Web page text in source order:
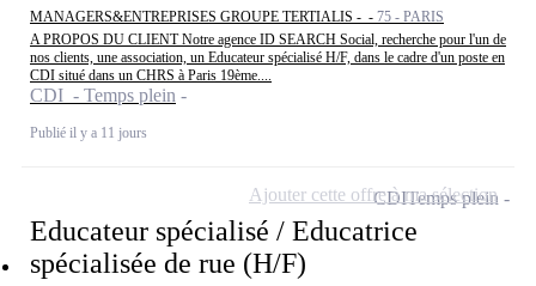
MANAGERS&ENTREPRISES GROUPE TERTIALIS - - 75 - PARIS
A PROPOS DU CLIENT Notre agence ID SEARCH Social, recherche pour l'un de
nos clients, une association, un Educateur spécialisé H/F, dans le cadre d'un poste en
CDI situé dans un CHRS à Paris 19ème....
CDI - Temps plein
Publié il y a 11 jours
Educateur spécialisé / Educatrice
spécialisée de rue (H/F)
CDITemps plein
Ajouter cette offre à ma sélection